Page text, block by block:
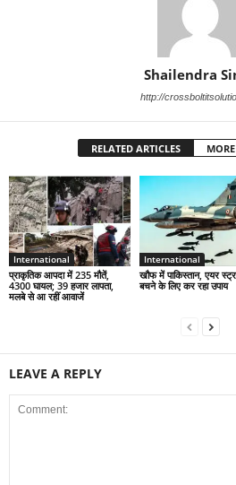
Shailendra
http://
RELATED ARTICLES
International
प्राकृतिक आपदा में 235 मौतें,
4300 घायल; 39 हजार लापता,
मलबे से आ रहीं आवाजें
International
खौफ में पाकिस्तान, एयर
बचने के लिए कर रहा उपाय
LEAVE A REPLY